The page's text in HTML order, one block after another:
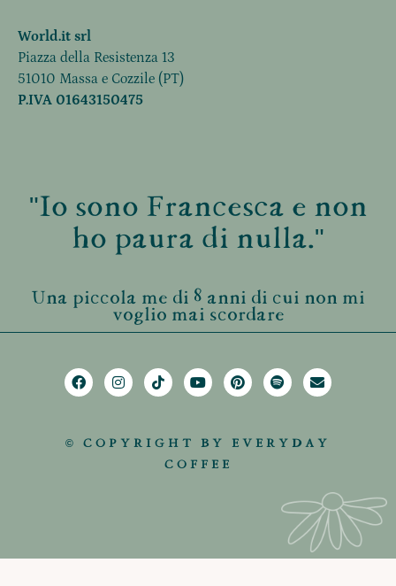
World.it srl
Piazza della Resistenza 13
51010 Massa e Cozzile (PT)
P.IVA 01643150475
"Io sono Francesca e non
ho paura di nulla."
Una piccola me di 8 anni di cui non mi
voglio mai scordare
© COPYRIGHT BY EVERYDAY
COFFEE